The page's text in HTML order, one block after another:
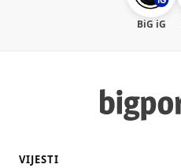
BiG iG
VIJESTI